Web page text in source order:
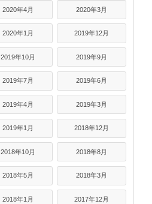
2020年4月 2020年3月
2020年1月 2019年12月
2019年10月 2019年9月
2019年7月 2019年6月
2019年4月 2019年3月
2019年1月 2018年12月
2018年10月 2018年8月
2018年5月 2018年3月
2018年1月 2017年12月